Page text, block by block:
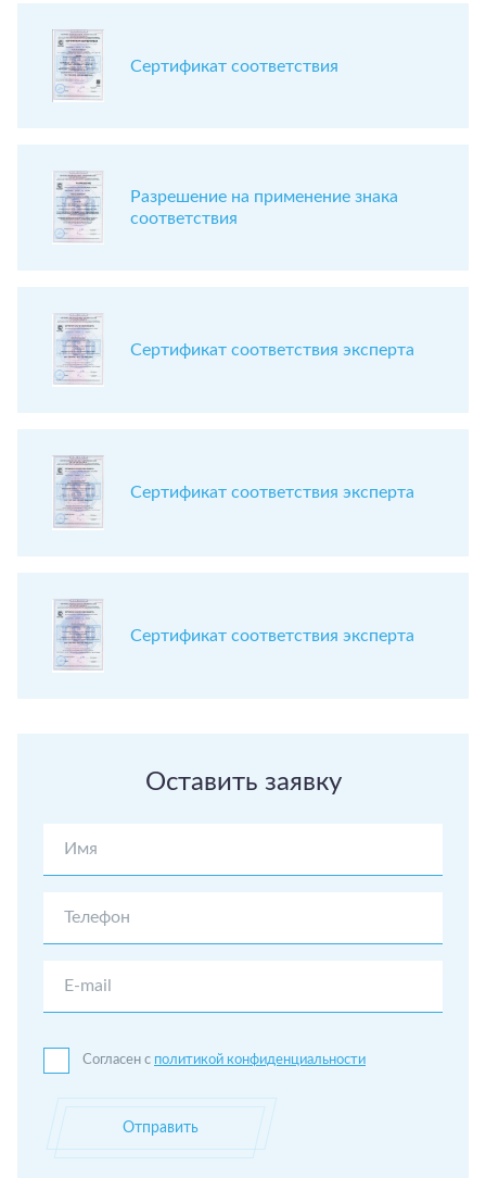
Сертификат соответствия
Разрешение на применение знака
соответствия
Сертификат соответствия эксперта
Сертификат соответствия эксперта
Сертификат соответствия эксперта
Оставить заявку
Имя
Телефон
E-mail
Согласен с политикой конфиденциальности
Отправить